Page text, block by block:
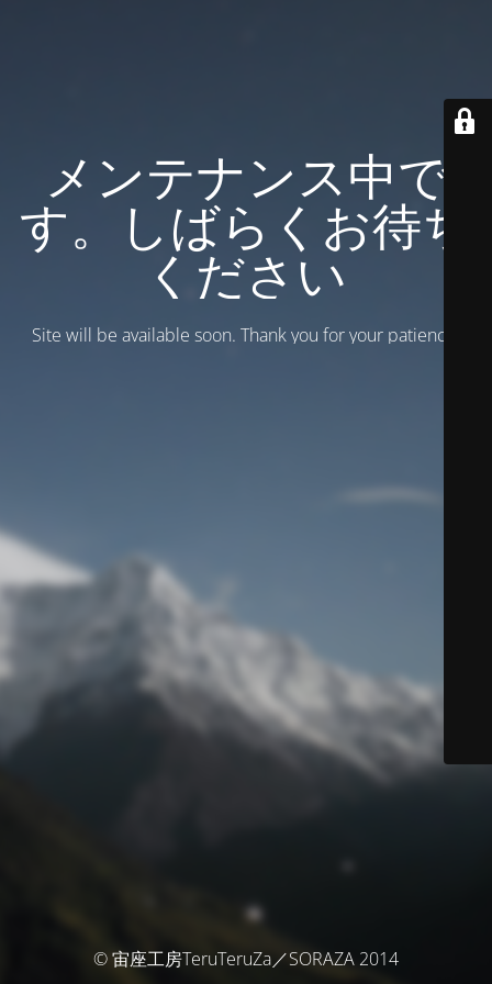
メンテナンス中で
す。しばらくお待ち
ください
Site will be available soon. Thank you for your patience!
© 宙座工房TeruTeruZa／SORAZA 2014